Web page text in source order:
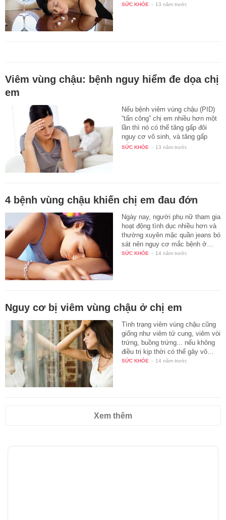
SỨC KHỎE - 13 năm trước
Viêm vùng chậu: bệnh nguy hiểm đe dọa chị
em
Nếu bệnh viêm vùng chậu (PID)
“tấn công” chị em nhiều hơn một
lần thì nó có thể tăng gấp đôi
nguy cơ vô sinh, và tăng gấp
bốn…
SỨC KHỎE - 13 năm trước
4 bệnh vùng chậu khiến chị em đau đớn
Ngày nay, người phụ nữ tham gia
hoạt động tình dục nhiều hơn và
thường xuyên mặc quần jeans bó
sát nên nguy cơ mắc bệnh ở…
SỨC KHỎE - 14 năm trước
Nguy cơ bị viêm vùng chậu ở chị em
Tình trạng viêm vùng chậu cũng
giống như viêm tử cung, viêm vòi
trứng, buồng trứng... nếu không
điều trị kịp thời có thể gây vô…
SỨC KHỎE - 14 năm trước
Xem thêm